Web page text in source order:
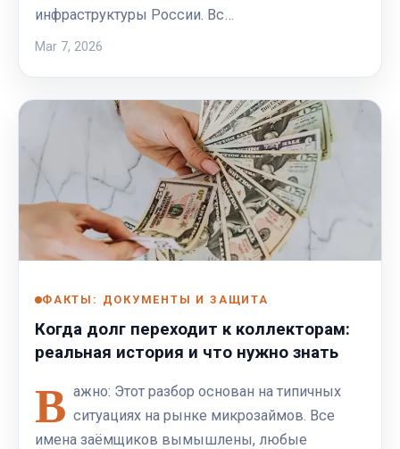
инфраструктуры России. Вс…
Mar 7, 2026
ФАКТЫ: ДОКУМЕНТЫ И ЗАЩИТА
Когда долг переходит к коллекторам:
реальная история и что нужно знать
В ажно: Этот разбор основан на типичных
ситуациях на рынке микрозаймов. Все
имена заёмщиков вымышлены, любые